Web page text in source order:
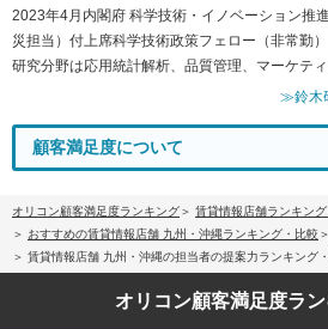
2023年4月内閣府 科学技術・イノベーション推
災担当）付上席科学技術政策フェロー（非常勤）
研究分野は応用統計解析、品質管理、マーケティ
≫鈴木
顧客満足度について
オリコン顧客満足度ランキング
賃貸情報店舗ランキン
おすすめの賃貸情報店舗 九州・沖縄ランキング・比較
賃貸情報店舗 九州・沖縄の担当者の提案力ランキング
オリコン顧客満足度ラ